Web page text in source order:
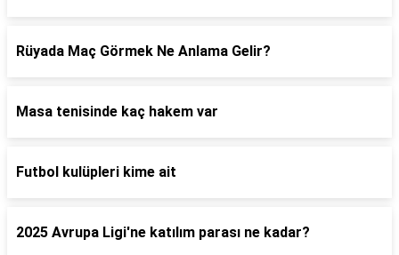
Rüyada Maç Görmek Ne Anlama Gelir?
Masa tenisinde kaç hakem var
Futbol kulüpleri kime ait
2025 Avrupa Ligi'ne katılım parası ne kadar?